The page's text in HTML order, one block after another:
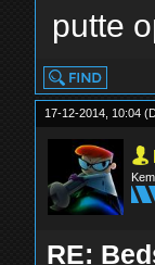
putte
17-12-2014, 10:04
RE: